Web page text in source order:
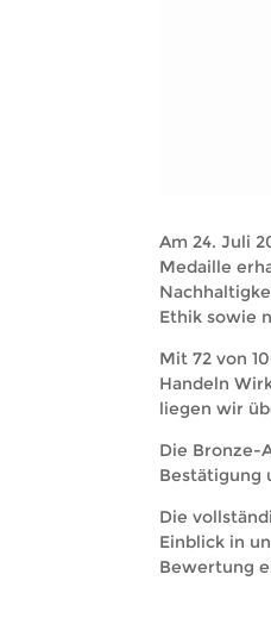
Am 24. Juli
Medaille
Ethik sowie
Mit 72 von
Handeln
liegen wir
Die Bronze-
Bestätigung
Die
Einblick in
Bewertung